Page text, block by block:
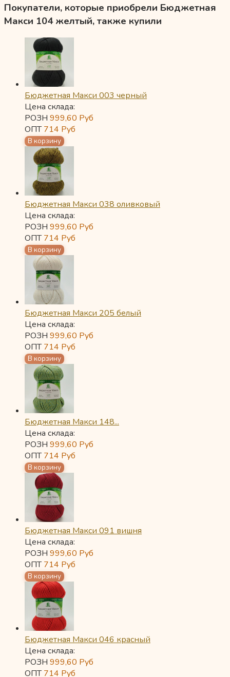
Покупатели, которые приобрели Бюджетная
Макси 104 желтый, также купили
Бюджетная Макси 003 черный
Цена склада:
РОЗН 999,60 Руб
ОПТ714 Руб
Бюджетная Макси 038 оливковый
Цена склада:
РОЗН 999,60 Руб
ОПТ714 Руб
Бюджетная Макси 205 белый
Цена склада:
РОЗН 999,60 Руб
ОПТ714 Руб
Бюджетная Макси 148...
Цена склада:
РОЗН 999,60 Руб
ОПТ714 Руб
Бюджетная Макси 091 вишня
Цена склада:
РОЗН 999,60 Руб
ОПТ714 Руб
Бюджетная Макси 046 красный
Цена склада:
РОЗН 999,60 Руб
ОПТ714 Руб